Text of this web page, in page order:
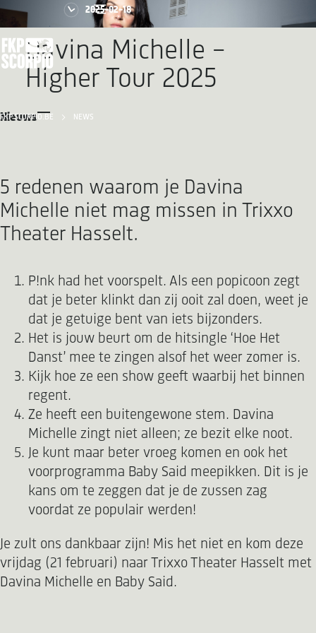
FKP SCORPIO.BE NEWS
2025-02-18
Davina Michelle –
Higher Tour 2025
Nieuws
5 redenen waarom je Davina
Michelle niet mag missen in Trixxo
Theater Hasselt.
P!nk had het voorspelt. Als een popicoon zegt
dat je beter klinkt dan zij ooit zal doen, weet je
dat je getuige bent van iets bijzonders.
Het is jouw beurt om de hitsingle ‘Hoe Het
Danst’ mee te zingen alsof het weer zomer is.
Kijk hoe ze een show geeft waarbij het binnen
regent.
Ze heeft een buitengewone stem. Davina
Michelle zingt niet alleen; ze bezit elke noot.
Je kunt maar beter vroeg komen en ook het
voorprogramma Baby Said meepikken. Dit is je
kans om te zeggen dat je de zussen zag
voordat ze populair werden!
Je zult ons dankbaar zijn! Mis het niet en kom deze
vrijdag (21 februari) naar Trixxo Theater Hasselt met
Davina Michelle en Baby Said.